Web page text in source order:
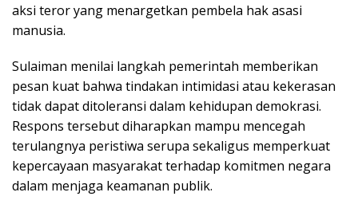
aksi teror yang menargetkan pembela hak asasi
manusia.
Sulaiman menilai langkah pemerintah memberikan
pesan kuat bahwa tindakan intimidasi atau kekerasan
tidak dapat ditoleransi dalam kehidupan demokrasi.
Respons tersebut diharapkan mampu mencegah
terulangnya peristiwa serupa sekaligus memperkuat
kepercayaan masyarakat terhadap komitmen negara
dalam menjaga keamanan publik.